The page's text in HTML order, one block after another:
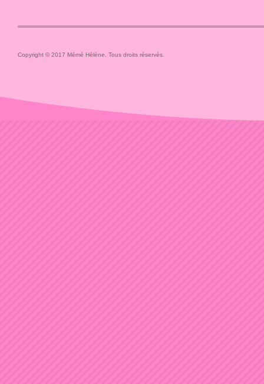
Copyright © 2017 Mémé Hélène. Tous droits réservés.